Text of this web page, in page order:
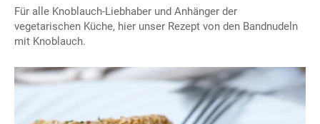
Für alle Knoblauch-Liebhaber und Anhänger der
vegetarischen Küche, hier unser Rezept von den Bandnudeln
mit Knoblauch.